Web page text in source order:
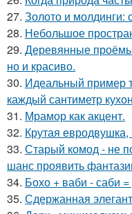
27. Золото и молдинги:
28. Небольшое
29. Деревянные проёмы
но и красиво.
30. Идеальный пример
каждый сантиметр
31. Мрамор как акцент.
32. Крутая евродвушка,
33. Старый комод - не
шанс проявить
34. Бохо + ваби - саби
35. Сдержанная